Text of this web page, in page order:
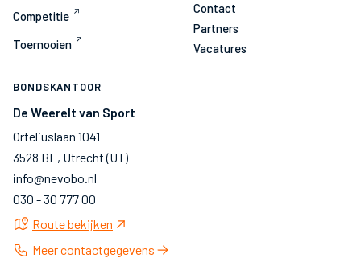
Competitie
Toernooien
Contact
Partners
Vacatures
BONDSKANTOOR
De Weerelt van Sport
Orteliuslaan 1041
3528 BE, Utrecht (UT)
info@nevobo.nl
030 - 30 777 00
Route bekijken
Meer contactgegevens